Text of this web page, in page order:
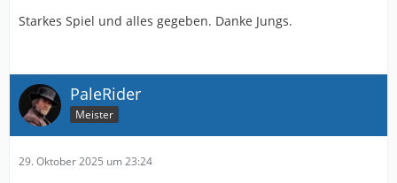
Starkes Spiel und alles gegeben. Danke Jungs.
PaleRider
Meister
29. Oktober 2025 um 23:24